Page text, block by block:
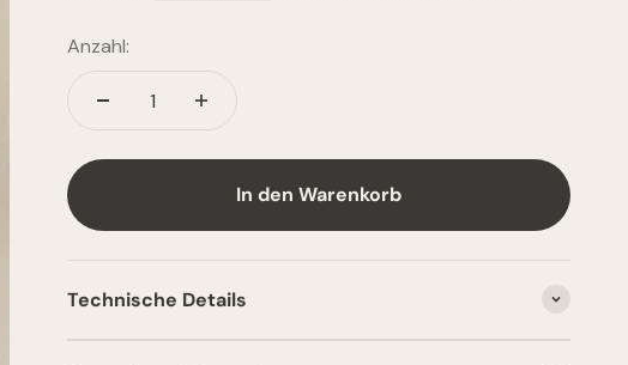
Anzahl:
In den Warenkorb
Technische Details